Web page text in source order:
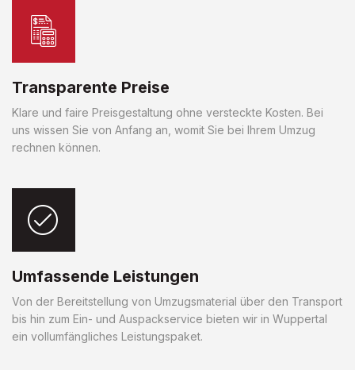
Transparente Preise
Klare und faire Preisgestaltung ohne versteckte Kosten. Bei
uns wissen Sie von Anfang an, womit Sie bei Ihrem Umzug
rechnen können.
Umfassende Leistungen
Von der Bereitstellung von Umzugsmaterial über den Transport
bis hin zum Ein- und Auspackservice bieten wir in Wuppertal
ein vollumfängliches Leistungspaket.